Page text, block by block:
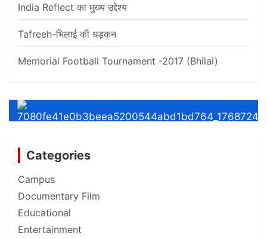
India Reflect का मुख्य उद्देश्य
Tafreeh-भिलाई की धड़कन
Memorial Football Tournament -2017 (Bhilai)
Categories
Campus
Documentary Film
Educational
Entertainment